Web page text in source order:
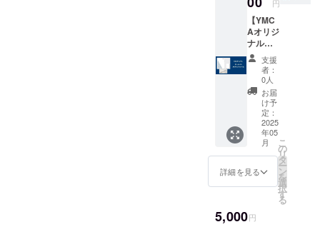
円
【YMC
Aオリジ
ナル
ボール
ペン・
クリア
ファイ
ル】 ◆
お礼の
メール
◆参加
者の感
想等を
掲載し
た報告
（メー
支援
者：
0人
お届
け予
定：
2025
年05
月
詳細を見る
こ
の
リ
タ
ー
ン
を
選
択
す
る
5,000円